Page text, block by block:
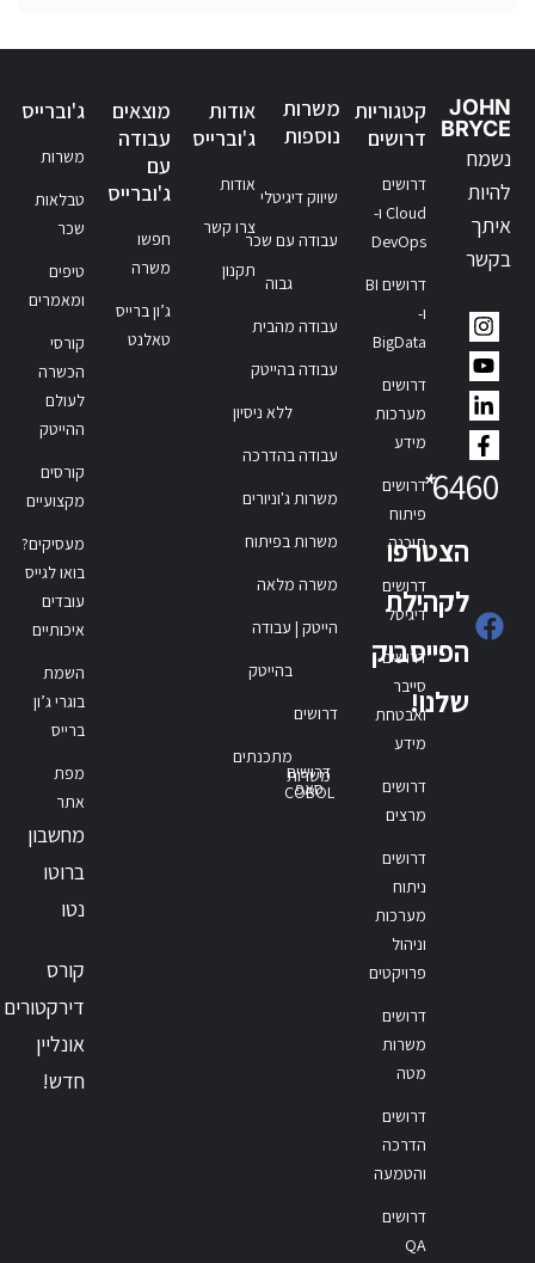
JOHN
BRYCE
נשמח
להיות
איתך
בקשר
6460
*
הצטרפו
לקהילת
הפייסבוק
שלנו!
קטגוריות
דרושים
דרושים
Cloud ו-
DevOps
דרושים BI
ו-
BigData
דרושים
מערכות
מידע
דרושים
פיתוח
תוכנה
דרושים
דיגיטל
דרושים
סייבר
ואבטחת
מידע
דרושים
מרצים
דרושים
ניתוח
מערכות
וניהול
פרויקטים
דרושים
משרות
מטה
דרושים
הדרכה
והטמעה
דרושים
QA
משרות
נוספות
שיווק דיגיטלי
עבודה עם שכר
גבוה
עבודה מהבית
עבודה בהייטק
ללא ניסיון
עבודה בהדרכה
משרות ג'וניורים
משרות בפיתוח
משרה מלאה
הייטק | עבודה
בהייטק
דרושים
מתכנתים
דרושים
סאפ
משרות
COBOL
אודות
ג'וברייס
אודות
צרו קשר
תקנון
מוצאים
עבודה
עם
ג'וברייס
חפשו
משרה
ג’ון ברייס
טאלנט
ג'וברייס
משרות
טבלאות
שכר
טיפים
ומאמרים
קורסי
הכשרה
לעולם
ההייטק
קורסים
מקצועיים
מעסיקים?
בואו לגייס
עובדים
איכותיים
השמת
בוגרי ג’ון
ברייס
מפת
אתר
מחשבון
ברוטו
נטו
קורס
דירקטורים
אונליין
חדש!